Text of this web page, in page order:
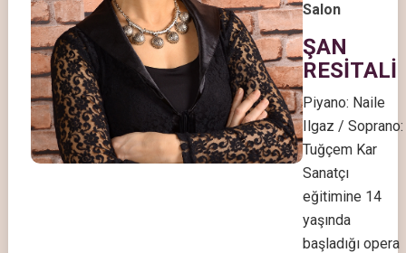
Salon
ŞAN
RESİTALİ
Piyano: Naile
Ilgaz / Soprano:
Tuğçem Kar
Sanatçı
eğitimine 14
yaşında
başladığı opera